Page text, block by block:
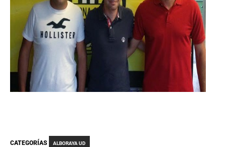
CATEGORÍAS ALBORAYA UD